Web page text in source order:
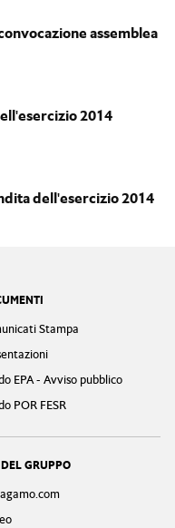
assemblea
2014
dell'esercizio 2014
Stampa
EPA - Avviso pubblico
POR FESR
GRUPPO